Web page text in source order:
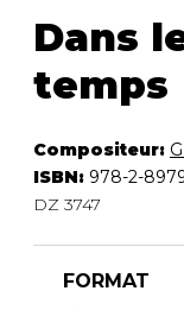
Dans
temps
Compositeur:
ISBN: 978-2-
DZ 3747
FORMAT